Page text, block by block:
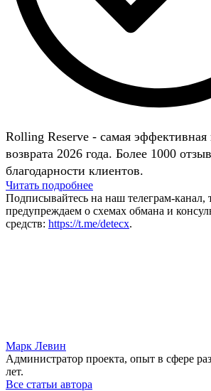
Rolling Reserve - самая эффективная
возврата 2026 года. Более 1000
благодарности клиентов.
Читать подробнее
Подписывайтесь на наш телеграм-канал,
предупреждаем о схемах обмана и
средств: https://t.me/detecx.
Марк Левин
Администратор проекта, опыт в сфере
лет.
Все статьи автора